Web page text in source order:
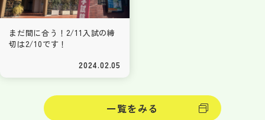
まだ間に合う！2/11入試の締
切は2/10です！
2024.02.05
一覧をみる